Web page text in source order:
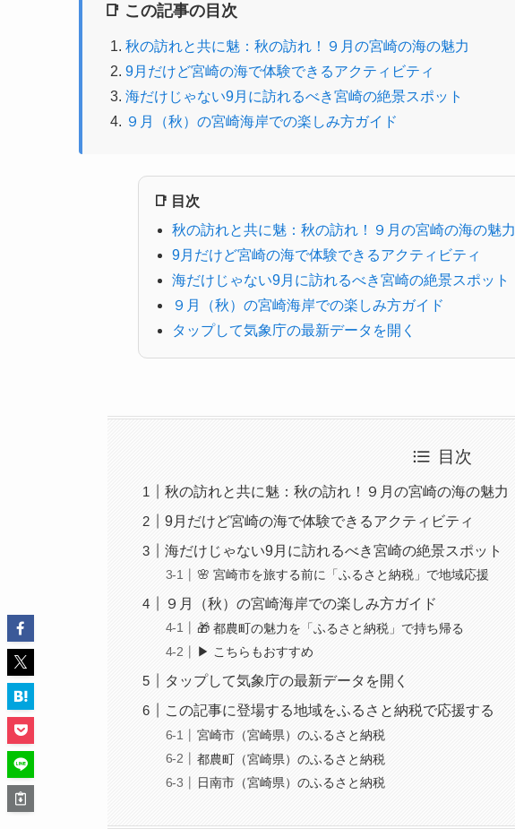
📑 この記事の目次
秋の訪れと共に魅：秋の訪れ！９月の宮崎の海の魅力
9月だけど宮崎の海で体験できるアクティビティ
海だけじゃない9月に訪れるべき宮崎の絶景スポット
９月（秋）の宮崎海岸での楽しみ方ガイド
📑 目次
秋の訪れと共に魅：秋の訪れ！９月の宮崎の海の魅力
9月だけど宮崎の海で体験できるアクティビティ
海だけじゃない9月に訪れるべき宮崎の絶景スポット
９月（秋）の宮崎海岸での楽しみ方ガイド
タップして気象庁の最新データを開く
目次
秋の訪れと共に魅：秋の訪れ！９月の宮崎の海の魅力
9月だけど宮崎の海で体験できるアクティビティ
海だけじゃない9月に訪れるべき宮崎の絶景スポット
🌸 宮崎市を旅する前に「ふるさと納税」で地域応援
９月（秋）の宮崎海岸での楽しみ方ガイド
🎁 都農町の魅力を「ふるさと納税」で持ち帰る
▶ こちらもおすすめ
タップして気象庁の最新データを開く
この記事に登場する地域をふるさと納税で応援する
宮崎市（宮崎県）のふるさと納税
都農町（宮崎県）のふるさと納税
日南市（宮崎県）のふるさと納税